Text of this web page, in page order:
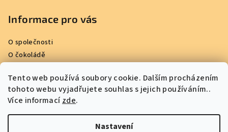
Tento web používá soubory cookie. Dalším procházením
tohoto webu vyjadřujete souhlas s jejich používáním..
Více informacízde.
Nastavení
Informace pro vás
O společnosti
O čokoládě
Reference
Obchodní podmínky
Podmínky ochrany osobních údajů
Kontakty